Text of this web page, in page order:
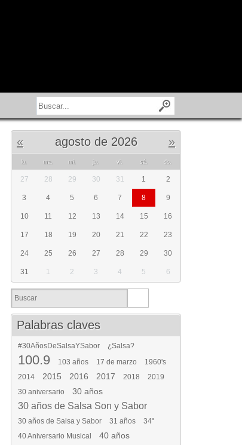
« agosto de 2026 »
lu. ma. mi. ju. vi. sá. do.
27 28 29 30 31 1 2
3 4 5 6 7 8 9
10 11 12 13 14 15 16
17 18 19 20 21 22 23
24 25 26 27 28 29 30
31 1 2 3 4 5 6
Palabras claves
#30AñosDeSalsaYSabor ¿Salsa?
100.9 103 años 17 de marzo
1960's
2014
2015 2016 2017 2018
2019
30 aniversario
30 años
30 años de Salsa Son y Sabor
30 años de Salsa y Sabor 31 años
34°
40 Aniversario Musical
40 años